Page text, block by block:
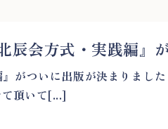
辰会方式・実践編』
』がついに出版が決まりま
頂いて[...]